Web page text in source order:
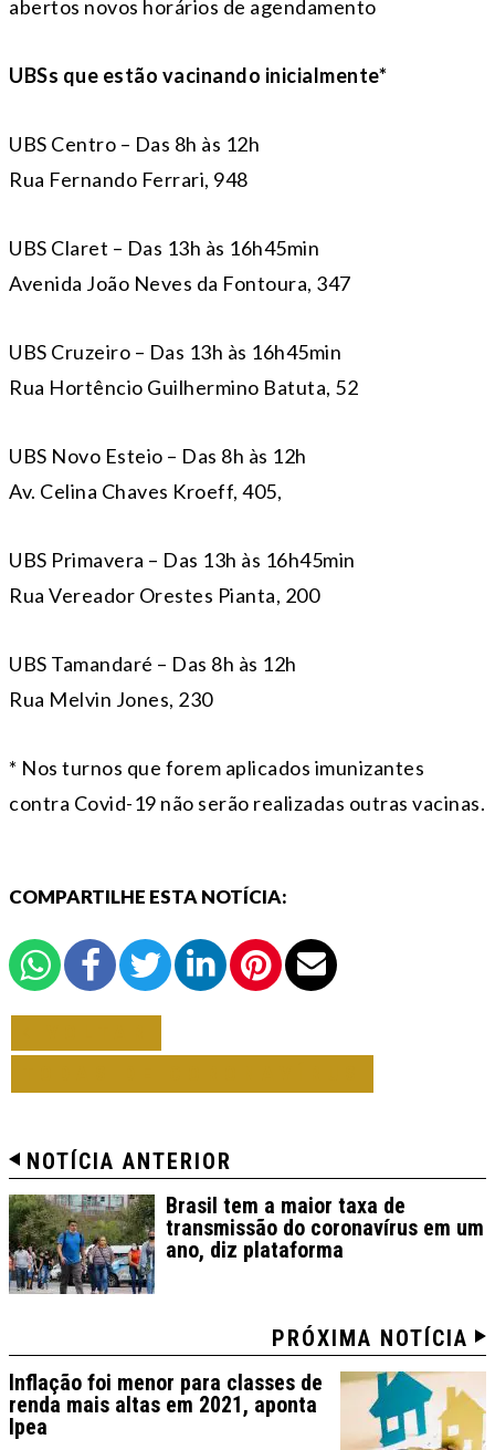
abertos novos horários de agendamento
UBSs que estão vacinando inicialmente*
UBS Centro – Das 8h às 12h
Rua Fernando Ferrari, 948
UBS Claret – Das 13h às 16h45min
Avenida João Neves da Fontoura, 347
UBS Cruzeiro – Das 13h às 16h45min
Rua Hortêncio Guilhermino Batuta, 52
UBS Novo Esteio – Das 8h às 12h
Av. Celina Chaves Kroeff, 405,
UBS Primavera – Das 13h às 16h45min
Rua Vereador Orestes Pianta, 200
UBS Tamandaré – Das 8h às 12h
Rua Melvin Jones, 230
* Nos turnos que forem aplicados imunizantes
contra Covid-19 não serão realizadas outras vacinas.
COMPARTILHE ESTA NOTÍCIA:
NOTÍCIA ANTERIOR
Brasil tem a maior taxa de
transmissão do coronavírus em um
ano, diz plataforma
PRÓXIMA NOTÍCIA
Inflação foi menor para classes de
renda mais altas em 2021, aponta
Ipea